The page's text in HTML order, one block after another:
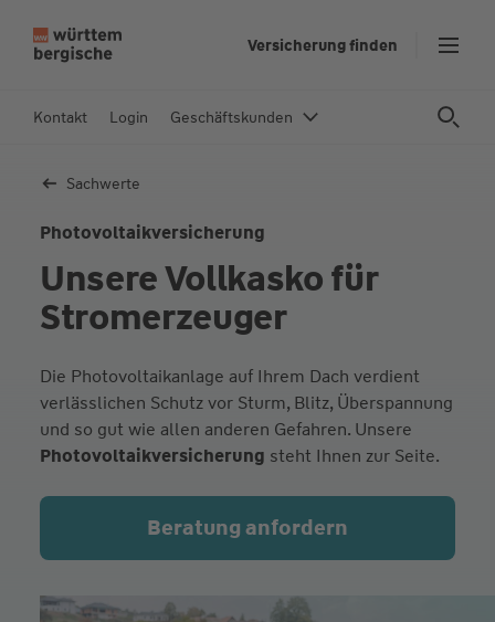
In
Versicherung finden
Kontakt Login Geschäftskunden
Sachwerte
Photovoltaik­versicherung
Unsere Voll­kasko für
Strom­erzeuger
Die Photovoltaikanlage auf Ihrem Dach verdient
verlässlichen Schutz vor Sturm, Blitz, Überspannung
und so gut wie allen anderen Gefahren. Unsere
Photovoltaikversicherung steht Ihnen zur Seite.
Beratung anfordern
Private Wohn­
gebäude­versicherung
Private